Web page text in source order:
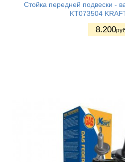
Стойка передней подвески -
KT073504
8.200